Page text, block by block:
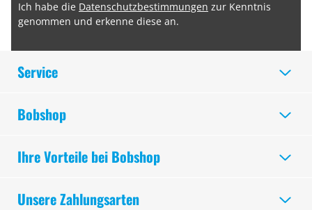
Ich habe die Datenschutzbestimmungen zur Kenntnis
genommen und erkenne diese an.
Service
Bobshop
Ihre Vorteile bei Bobshop
Unsere Zahlungsarten